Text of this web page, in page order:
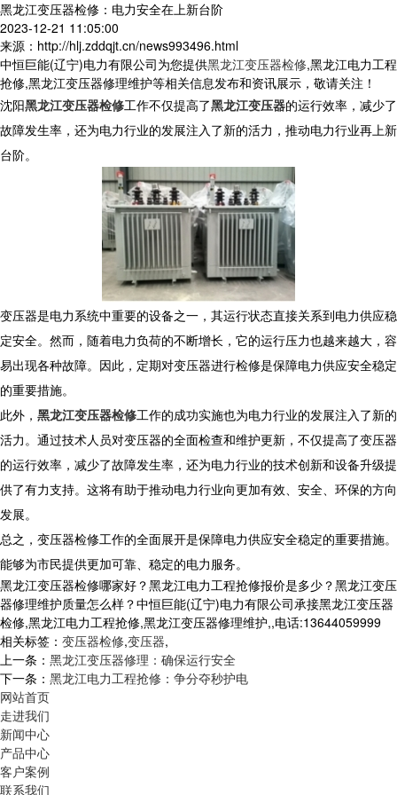
黑龙江变压器检修：电力安全在上新台阶
2023-12-21 11:05:00
来源：http://hlj.zddqjt.cn/news993496.html
中恒巨能(辽宁)电力有限公司为您提供黑龙江变压器检修,黑龙江电力工程
抢修,黑龙江变压器修理维护等相关信息发布和资讯展示，敬请关注！
沈阳黑龙江变压器检修工作不仅提高了黑龙江变压器的运行效率，减少了
故障发生率，还为电力行业的发展注入了新的活力，推动电力行业再上新
台阶。
变压器是电力系统中重要的设备之一，其运行状态直接关系到电力供应稳
定安全。然而，随着电力负荷的不断增长，它的运行压力也越来越大，容
易出现各种故障。因此，定期对变压器进行检修是保障电力供应安全稳定
的重要措施。
此外， 黑龙江变压器检修工作的成功实施也为电力行业的发展注入了新的
活力。通过技术人员对变压器的全面检查和维护更新，不仅提高了变压器
的运行效率，减少了故障发生率，还为电力行业的技术创新和设备升级提
供了有力支持。这将有助于推动电力行业向更加有效、安全、环保的方向
发展。
总之，变压器检修工作的全面展开是保障电力供应安全稳定的重要措施。
能够为市民提供更加可靠、稳定的电力服务。
黑龙江变压器检修哪家好？黑龙江电力工程抢修报价是多少？黑龙江变压
器修理维护质量怎么样？中恒巨能(辽宁)电力有限公司承接黑龙江变压器
检修,黑龙江电力工程抢修,黑龙江变压器修理维护,,电话:13644059999
相关标签： 变压器检修,变压器,
上一条： 黑龙江变压器修理：确保运行安全
下一条： 黑龙江电力工程抢修：争分夺秒护电
网站首页
走进我们
新闻中心
产品中心
客户案例
联系我们